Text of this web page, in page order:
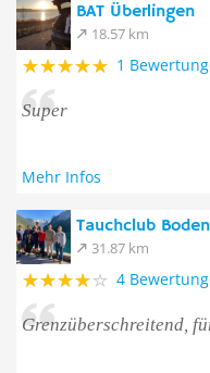
BAT Überlingen
18.57 km
1
Super
Mehr Infos
Tauchclub
31.87 km
4
Grenzüberschreitend,